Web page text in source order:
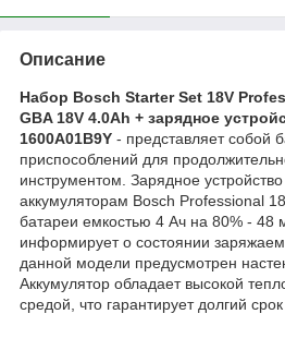
Описание
Набор Bosch Starter Set 18V
GBA 18V 4.0Ah + зарядное
1600A01B9Y - представляет собой
приспособлений для
инструментом. Зарядное
аккумуляторам Bosch Professional
батареи емкостью 4 Ач на 80% - 48
информирует о состоянии
данной модели предусмотрен
Аккумулятор обладает высокой
средой, что гарантирует долгий